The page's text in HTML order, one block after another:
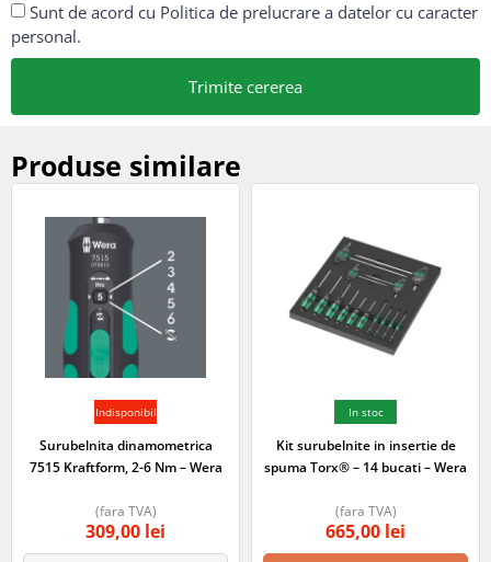
Sunt de acord cu Politica de prelucrare a datelor cu caracter
personal.
Trimite cererea
Produse similare
Indisponibil
Surubelnita dinamometrica
7515 Kraftform, 2-6 Nm – Wera
309,00 lei
(fara TVA)
In stoc
Kit surubelnite in insertie de
spuma Torx® – 14 bucati – Wera
665,00 lei
(fara TVA)